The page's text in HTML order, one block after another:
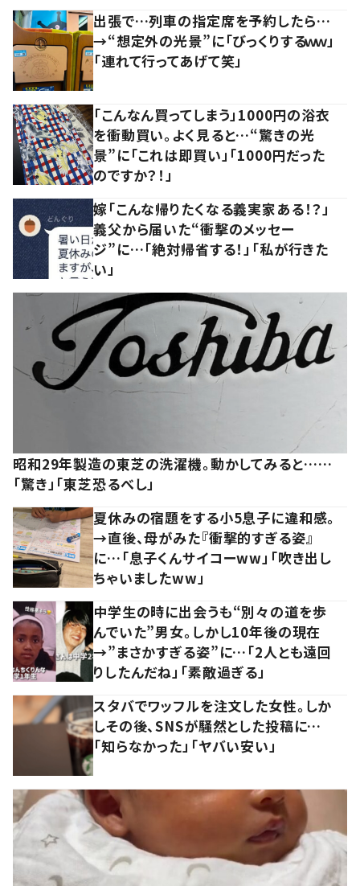
出張で…列車の指定席を予約したら…
→“想定外の光景”に「びっくりするｗｗ」
「連れて行ってあげて笑」
「こんなん買ってしまう」1000円の浴衣
を衝動買い。よく見ると…“驚きの光
景”に「これは即買い」「1000円だった
のですか？！」
嫁「こんな帰りたくなる義実家ある！？」
義父から届いた“衝撃のメッセー
ジ”に…「絶対帰省する！」「私が行きた
い」
昭和29年製造の東芝の洗濯機。動かしてみると……
「驚き」「東芝恐るべし」
夏休みの宿題をする小5息子に違和感。
→直後、母がみた『衝撃的すぎる姿』
に…「息子くんサイコーww」「吹き出し
ちゃいましたww」
中学生の時に出会うも“別々の道を歩
んでいた”男女。しかし10年後の現在
→”まさかすぎる姿”に…「2人とも遠回
りしたんだね」「素敵過ぎる」
スタバでワッフルを注文した女性。しか
しその後、SNSが騒然とした投稿に…
「知らなかった」「ヤバい安い」